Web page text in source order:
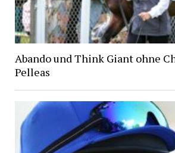
Abando und Think Giant ohne
Pelleas